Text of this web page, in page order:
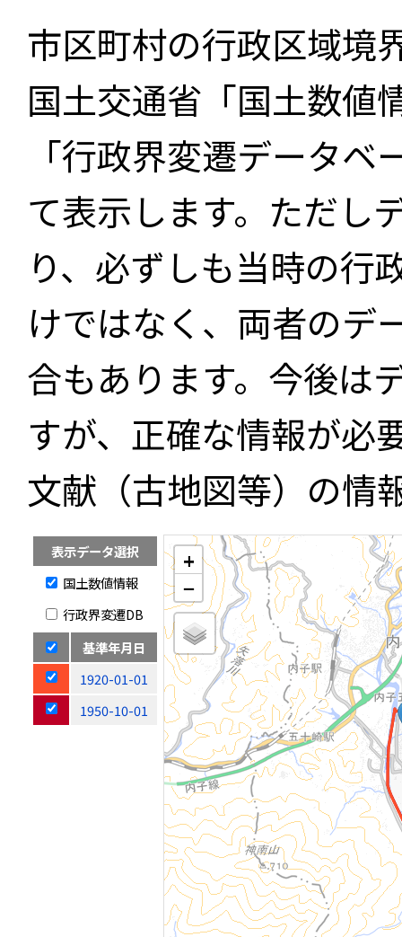
市区町村の行政区域境
国土交通省「国土数値
「行政界変遷データ
て表示します。ただし
り、必ずしも当時の行
けではなく、両者のデ
合もあります。今後は
すが、正確な情報が必
文献（古地図等）の情
表示データ選択
国土数値情報
行政界変遷DB
基準年月日
1920-01-01
1950-10-01
+
−